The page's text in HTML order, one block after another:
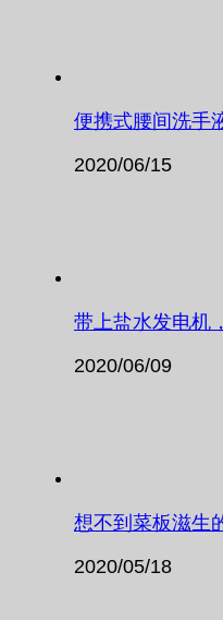
便携式腰间洗手
2020/06/15
带上盐水发电机
2020/06/09
想不到菜板滋生
2020/05/18